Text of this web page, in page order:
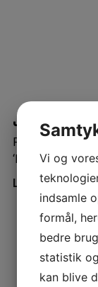
John
Pr. 1. december
‘Mr.
Læs mere
Vi og
indsamle
formål,
bedre
statistik
kan blive